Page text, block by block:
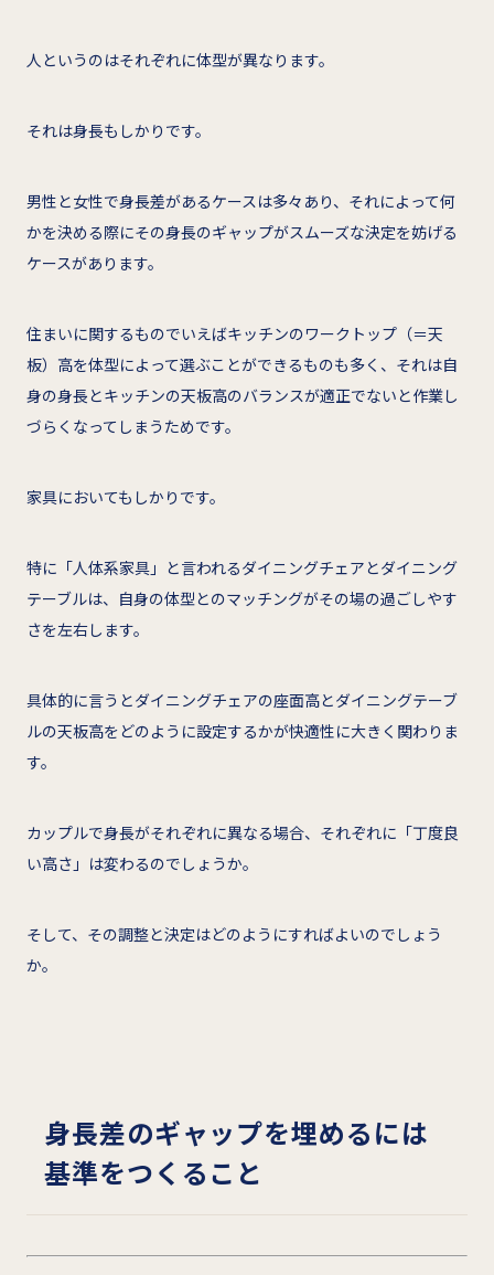
人というのはそれぞれに体型が異なります。
それは身長もしかりです。
男性と女性で身長差があるケースは多々あり、それによって何
かを決める際にその身長のギャップがスムーズな決定を妨げる
ケースがあります。
住まいに関するものでいえばキッチンのワークトップ（＝天
板）高を体型によって選ぶことができるものも多く、それは自
身の身長とキッチンの天板高のバランスが適正でないと作業し
づらくなってしまうためです。
家具においてもしかりです。
特に「人体系家具」と言われるダイニングチェアとダイニング
テーブルは、自身の体型とのマッチングがその場の過ごしやす
さを左右します。
具体的に言うとダイニングチェアの座面高とダイニングテーブ
ルの天板高をどのように設定するかが快適性に大きく関わりま
す。
カップルで身長がそれぞれに異なる場合、それぞれに「丁度良
い高さ」は変わるのでしょうか。
そして、その調整と決定はどのようにすればよいのでしょう
か。
身長差のギャップを埋めるには
基準をつくること